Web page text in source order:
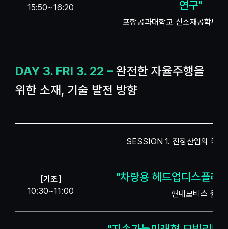
15:50~16:20
연구"
포항공과대학교 신소재공학부
DAY 3. FRI 3. 22 – 완전한 자율주행을
위한 소재, 기술 발전 방향
SESSION 1. 전장산업의 국내
[기조]
10:30~11:00
"차량용 헤드업디스플레
현대모비스 윤찬